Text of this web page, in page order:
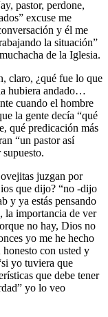
pastor, perdone,
excuse me
y él me
la situación”
de la Iglesia.
claro, ¿qué fue lo que
hubiera andado…
cuando el hombre
la gente decía “qué
qué predicación más
“un pastor así
ovejitas juzgan por
que dijo? “no -dijo
y ya estás pensando
la importancia de ver
no hay, Dios no
yo me he hecho
con usted y
yo tuviera que
que debe tener
yo lo veo